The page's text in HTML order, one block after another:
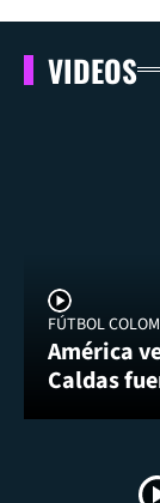
VIDEOS
FÚTBOL
América
Caldas